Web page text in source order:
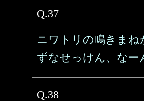
Q.37
ニワトリの鳴きまね
ずなせっけん、なー
Q.38